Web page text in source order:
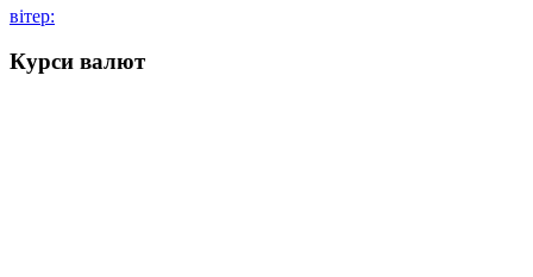
вітер:
Курси валют